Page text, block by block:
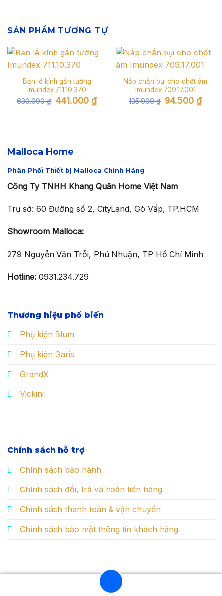
SẢN PHẨM TƯƠNG TỰ
Bản lề kính gắn tường
Imundex 711.10.370
630.000₫
Giá
gốc
441.000 ₫Giá
hiện
Nắp chắn bụi cho chốt âm
Imundex 709.17.001
135.000₫ Giá
gốc
94.500 ₫Giá
hiện
Malloca Home
Phân Phối Thiết bị Malloca Chính Hãng
Công Ty TNHH Khang Quân Home Việt Nam
Trụ sở: 60 Đường số 2, CityLand, Gò Vấp, TP.HCM
Showroom Malloca:
279 Nguyễn Văn Trỗi, Phú Nhuận, TP Hồ Chí Minh
Hotline: 0931.234.729
Thương hiệu phổ biến
Phụ kiện Blum
Phụ kiện Garis
GrandX
Vickini
Chính sách hỗ trợ
Chính sách bảo hành
Chính sách đổi, trả và hoàn tiền hàng
Chính sách thanh toán & vận chuyển
Chính sách bảo mật thông tin khách hàng
Copyright 2026 ©Mallocahome.VN